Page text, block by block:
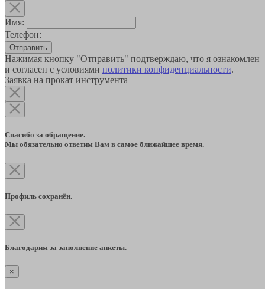
Имя:
Телефон:
Отправить
Нажимая кнопку "Отправить" подтверждаю, что я ознакомлен
и согласен с условиями политики конфиденциальности.
Заявка на прокат инструмента
Спасибо за обращение.
Мы обязательно ответим Вам в самое ближайшее время.
Профиль сохранён.
Благодарим за заполнение анкеты.
×